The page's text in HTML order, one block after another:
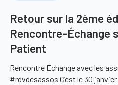
Retour sur la 2ème
Rencontre-Échange
Patient
Rencontre Échange avec les
#rdvdesassos C’est le 30 janvier